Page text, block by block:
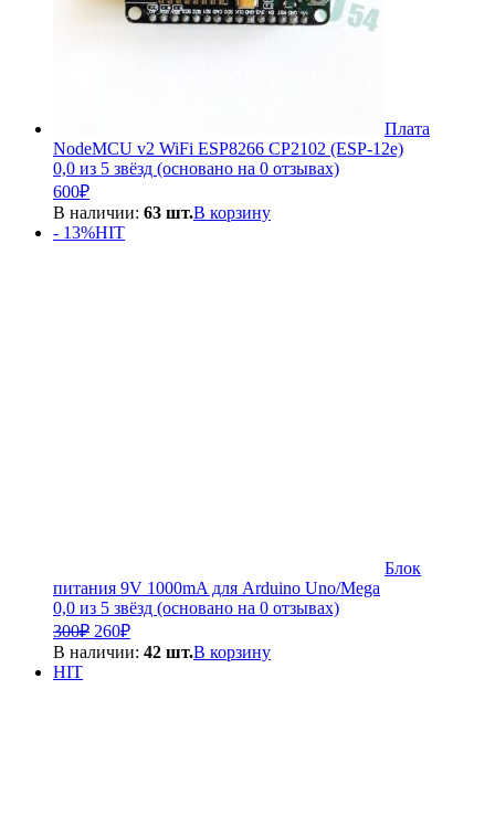
Плата
NodeMCU v2 WiFi ESP8266 CP2102 (ESP-12e)
0,0 из 5 звёзд (основано на 0 отзывах)
600₽
В наличии: 63 шт.В корзину
- 13%HIT
Блок
питания 9V 1000mA для Arduino Uno/Mega
0,0 из 5 звёзд (основано на 0 отзывах)
300₽ Первоначальная
цена
260₽Текущая
цена:
В наличии: 42 шт.В корзину
HIT